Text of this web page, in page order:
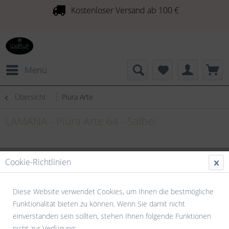
Kostenloser Versand ab 100 €
Menü
Übersicht Piura Arte
Cookie-Richtlinien
Diese Website verwendet Cookies, um Ihnen die bestmögliche
Funktionalität bieten zu können. Wenn Sie damit nicht
einverstanden sein sollten, stehen Ihnen folgende Funktionen